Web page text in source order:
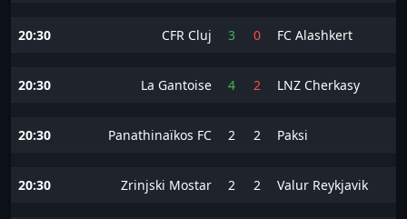
20:30 CFR Cluj 3 0 FC Alashkert
20:30 La Gantoise 4 2 LNZ Cherkasy
20:30 Panathinaïkos FC 2 2 Paksi
20:30 Zrinjski Mostar 2 2 Valur Reykjavik